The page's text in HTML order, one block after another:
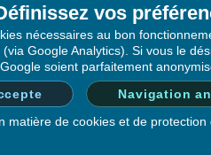
de Vente –
VOTRE
Informations
Commandes
Avoirs
vos
nécessaires au bon
Google Analytics). Si vous le
Google soient parfaitement
Navigation
matière de cookies et de